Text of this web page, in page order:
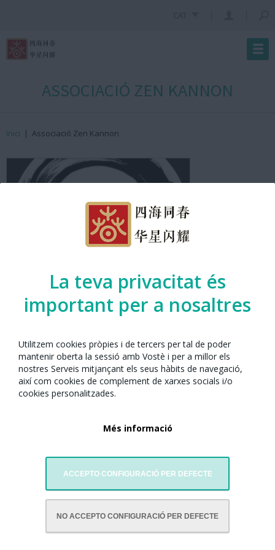
La teva privacitat és
important per a nosaltres
Utilitzem cookies pròpies i de tercers per tal de poder
mantenir oberta la sessió amb Vostè i per a millor els
nostres Serveis mitjançant els seus hàbits de navegació,
així com cookies de complement de xarxes socials i/o
cookies personalitzades.
Més informació
ACCEPTO CONFIGURACIÓ PER DEFECTE
NO ACCEPTO CONFIGURACIÓ PER DEFECTE
ASSOCIACIÓ ZEN KANNON
Inici | Associació Zen Kannon
AMB LA COL·LABORACIÓ DE: